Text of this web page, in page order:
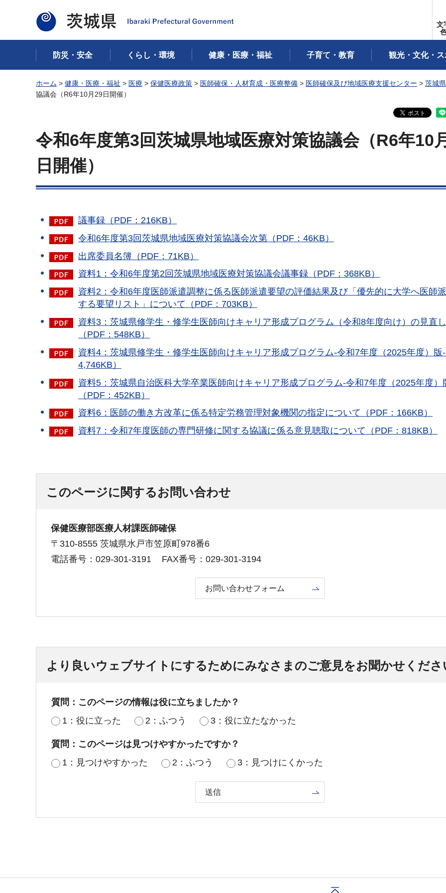
茨城県
文
防災・安全 くらし・環境 健康・医療・福祉 子育て・教育 観光・文化・
ホーム > 健康・医療・福祉 > 医療 > 保健医療政策 > 医師確保・人材育成・医療整備 > 医師確保及び地域医療支援センター > 茨城
協議会（R6年10月29日開催）
令和6年度第3回茨城県地域医療対策協議会（R6年10
日開催）
議事録（PDF：216KB）
令和6年度第3回茨城県地域医療対策協議会次第（PDF：46KB）
出席委員名簿（PDF：71KB）
資料1：令和6年度第2回茨城県地域医療対策協議会議事録（PDF：368KB）
資料2：令和6年度医師派遣調整に係る医師派遣要望の評価結果及び「優先的に大学へ医師
する要望リスト」について（PDF：703KB）
資料3：茨城県修学生・修学生医師向けキャリア形成プログラム（令和8年度向け）の見直
（PDF：548KB）
資料4：茨城県修学生・修学生医師向けキャリア形成プログラム-令和7年度（2025年度）版
4,746KB）
資料5：茨城県自治医科大学卒業医師向けキャリア形成プログラム-令和7年度（2025年度）
（PDF：452KB）
資料6：医師の働き方改革に係る特定労務管理対象機関の指定について（PDF：166KB）
資料7：令和7年度医師の専門研修に関する協議に係る意見聴取について（PDF：818KB）
このページに関するお問い合わせ
保健医療部医療人材課医師確保
〒310-8555 茨城県水戸市笠原町978番6
電話番号：029-301-3191
FAX番号：029-301-3194
お問い合わせフォーム
より良いウェブサイトにするためにみなさまのご意見をお聞かせくださ
質問：このページの情報は役に立ちましたか？
1：役に立った
2：ふつう 3：役に立たなかった
質問：このページは見つけやすかったですか？
1：見つけやすかった
2：ふつう 3：見つけにくかった